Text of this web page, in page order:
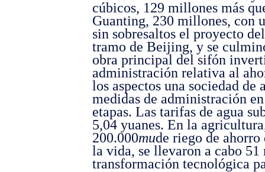
cúbicos, 129 millones más
Guanting, 230 millones, con
sin sobresaltos el proyecto
tramo de Beijing, y se
obra principal del sifón
administración relativa al
los aspectos una sociedad
medidas de administración
etapas. Las tarifas de agua
5,04 yuanes. En la
200.000mude riego de
la vida, se llevaron a cabo 51
transformación tecnológica